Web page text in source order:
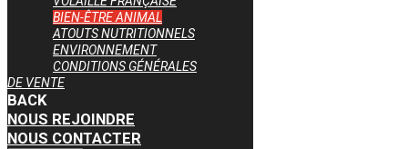
BIEN-ÊTRE ANIMAL
ATOUTS NUTRITIONNELS
ENVIRONNEMENT
CONDITIONS GÉNÉRALES
DE VENTE
BACK
NOUS REJOINDRE
NOUS CONTACTER